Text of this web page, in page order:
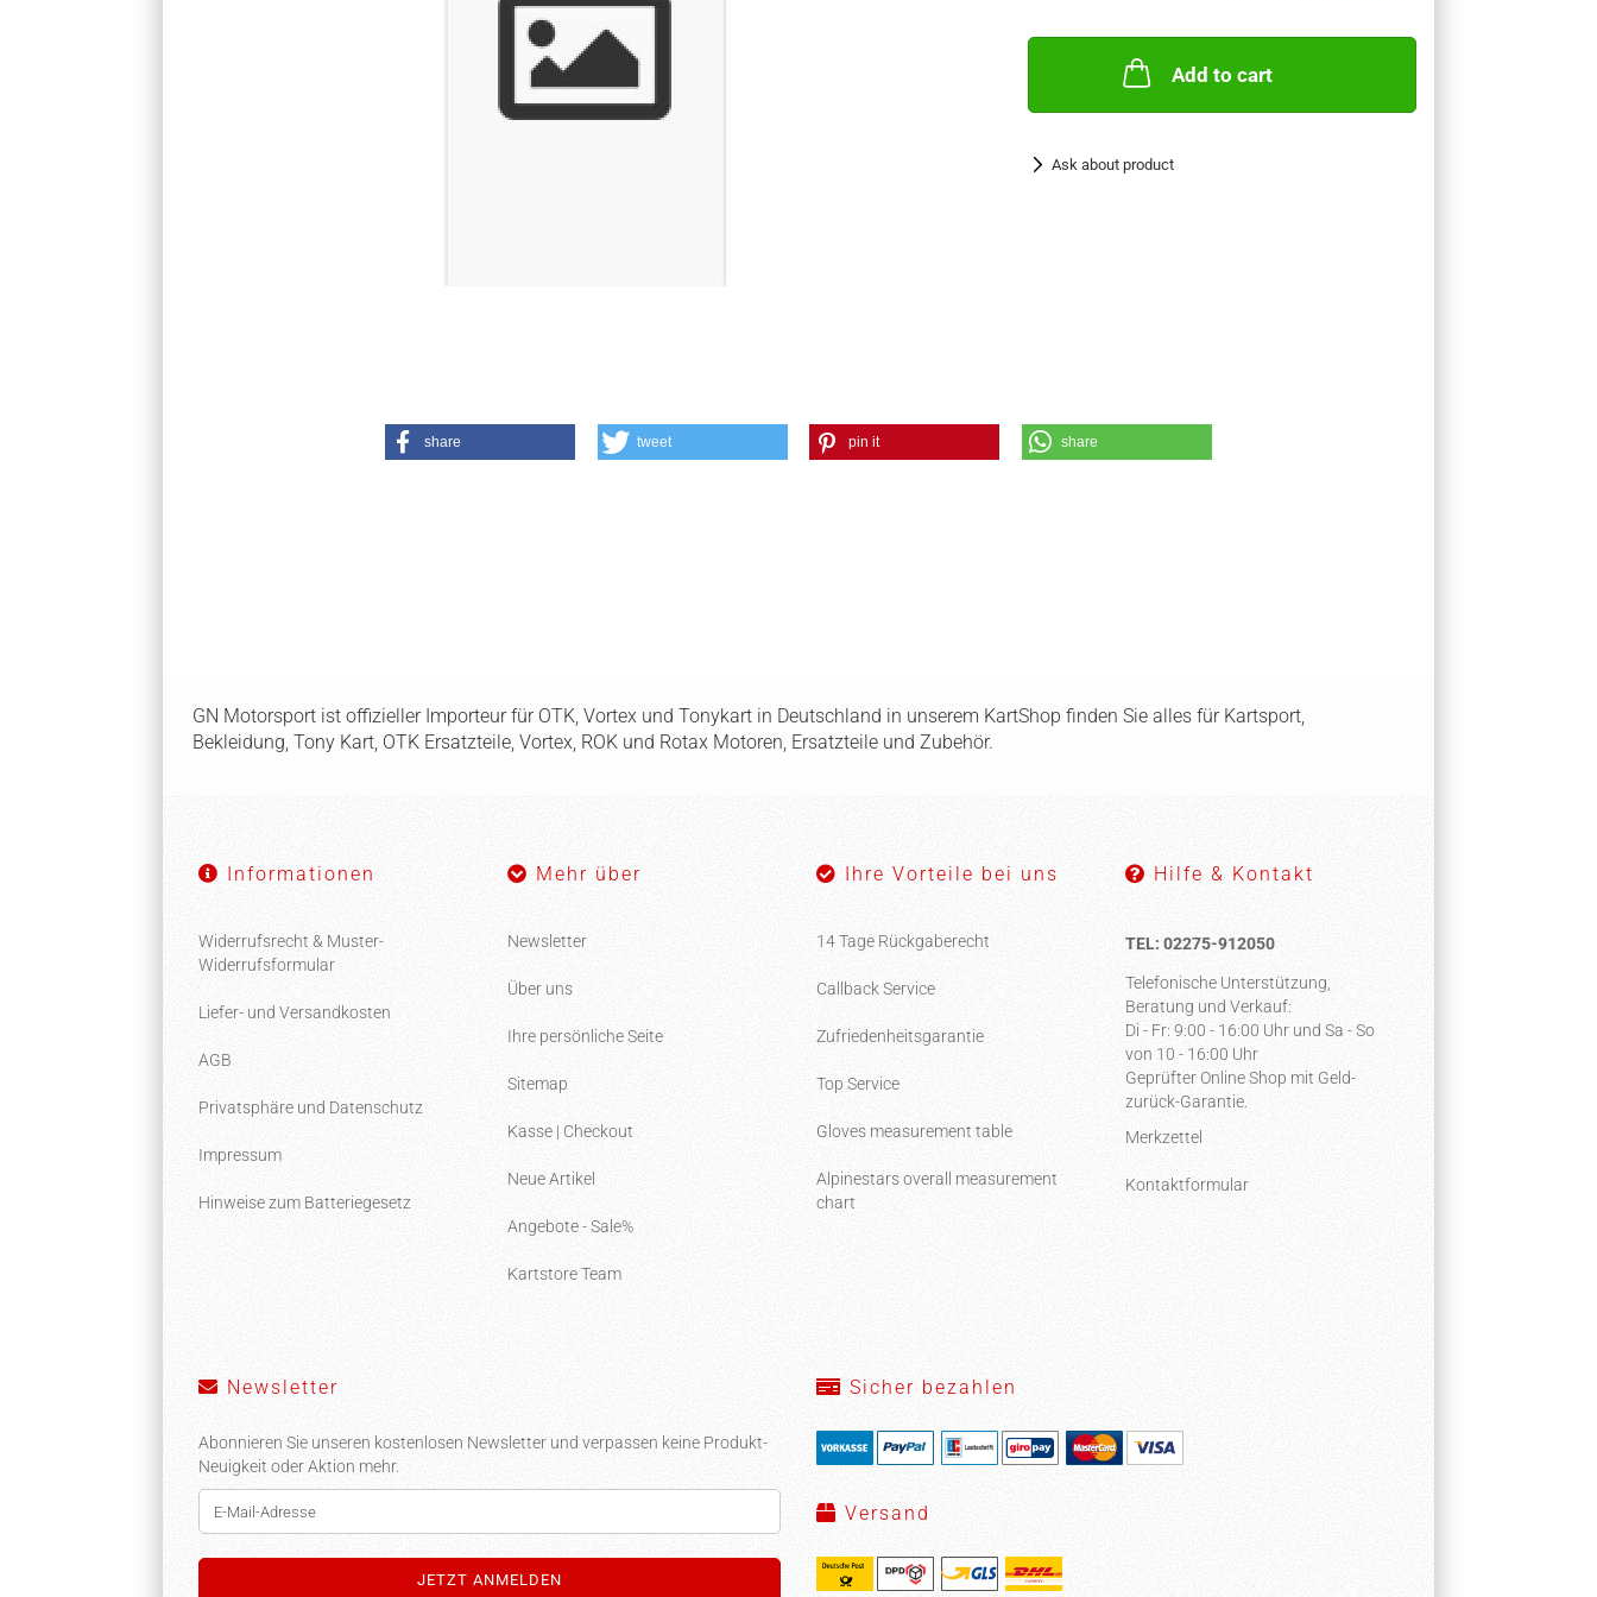
Add to cart
Ask about product
share tweet pin it share
GN Motorsport ist offizieller Importeur für OTK, Vortex und Tonykart in Deutschland in unserem KartShop finden Sie alles für Kartsport,
Bekleidung, Tony Kart, OTK Ersatzteile, Vortex, ROK und Rotax Motoren, Ersatzteile und Zubehör.
Informationen
Widerrufsrecht & Muster-
Widerrufsformular
Liefer- und Versandkosten
AGB
Privatsphäre und Datenschutz
Impressum
Hinweise zum Batteriegesetz
Mehr über
Newsletter
Über uns
Ihre persönliche Seite
Sitemap
Kasse | Checkout
Neue Artikel
Angebote - Sale%
Kartstore Team
Ihre Vorteile bei uns
14 Tage Rückgaberecht
Callback Service
Zufriedenheitsgarantie
Top Service
Gloves measurement table
Alpinestars overall measurement
chart
Hilfe & Kontakt
TEL: 02275-912050
Telefonische Unterstützung,
Beratung und Verkauf:
Di - Fr: 9:00 - 16:00 Uhr und Sa - So
von 10 - 16:00 Uhr
Geprüfter Online Shop mit Geld-
zurück-Garantie.
Merkzettel
Kontaktformular
Newsletter
Abonnieren Sie unseren kostenlosen Newsletter und verpassen keine Produkt-
Neuigkeit oder Aktion mehr.
Sicher bezahlen
Versand